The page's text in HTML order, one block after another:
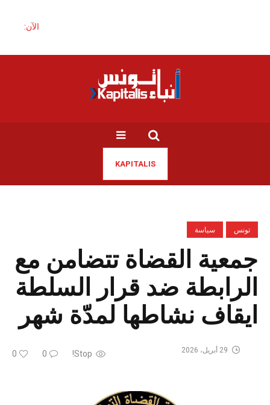
الآن:
KAPITALIS
تونس سياسة
جمعية القضاة تتضامن مع
الرابطة ضد قرار السلطة
ايقاف نشاطها لمدّة شهر
Stop!
0
0 29 أبريل، 2026